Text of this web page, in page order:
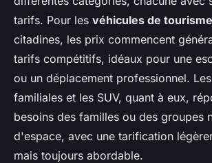
tarifs. Pour les véhicules de tourisme
citadines, les prix commencent
tarifs compétitifs, idéaux pour une
ou un déplacement professionnel.
familiales et les SUV, quant à eux,
besoins des familles ou des groupes
d'espace, avec une tarification
mais toujours abordable.